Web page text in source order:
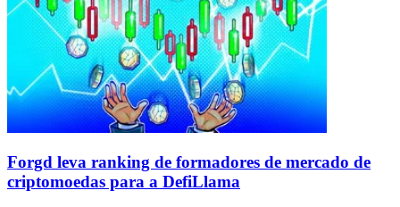
Forgd leva ranking de formadores de mercado de
criptomoedas para a DefiLlama